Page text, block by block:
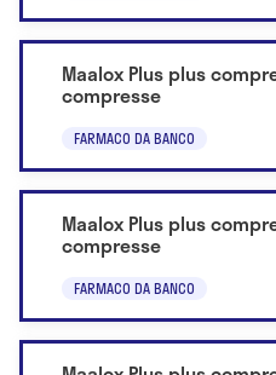
Maalox Plus plus
compresse
FARMACO DA BANCO
Maalox Plus plus
compresse
FARMACO DA BANCO